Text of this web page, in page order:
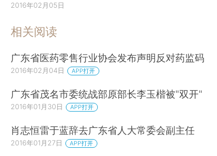
2016年02月05日
相关阅读
广东省医药零售行业协会发布声明反对药监码
2016年02月04日 APP打开
广东省茂名市委统战部原部长李玉楷被"双开"
2016年01月30日 APP打开
肖志恒雷于蓝辞去广东省人大常委会副主任
2016年01月27日 APP打开